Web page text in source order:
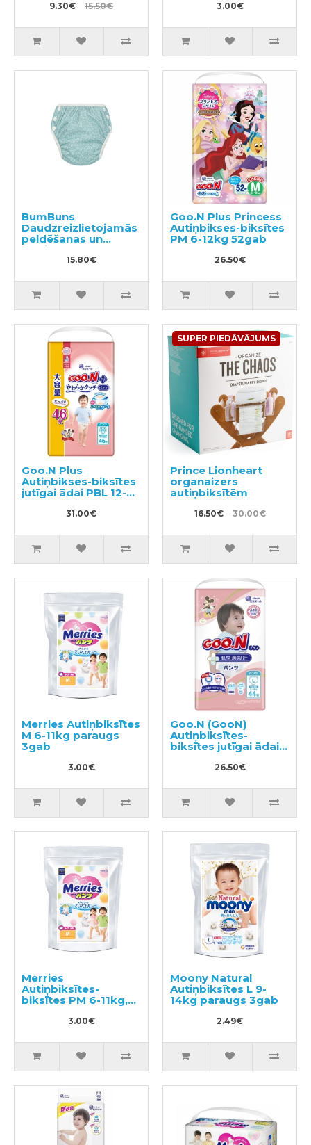
9.30€ 15.50€ 3.00€
BumBuns
Daudzreizlietojamās
peldēšanas un
podiņmācību
autiņbiksīte S 8–11kg
15.80€
Goo.N Plus Princess
Autiņbikses-biksītes
PM 6-12kg 52gab
26.50€
Goo.N Plus
Autiņbikses-biksītes
jutīgai ādai PBL 12-
31.00€
SUPER PIEDĀVĀJUMS
Prince Lionheart
organaizers
autiņbiksītēm
16.50€ 30.00€
Merries Autiņbiksītes
M 6-11kg paraugs
3gab
3.00€
Goo.N (GooN)
Autiņbiksītes-
biksītes jutīgai ādai
26.50€
Merries
Autiņbiksītes-
biksītes PM 6-11kg,
3.00€
Moony Natural
Autiņbiksītes L 9-
14kg paraugs 3gab
2.49€